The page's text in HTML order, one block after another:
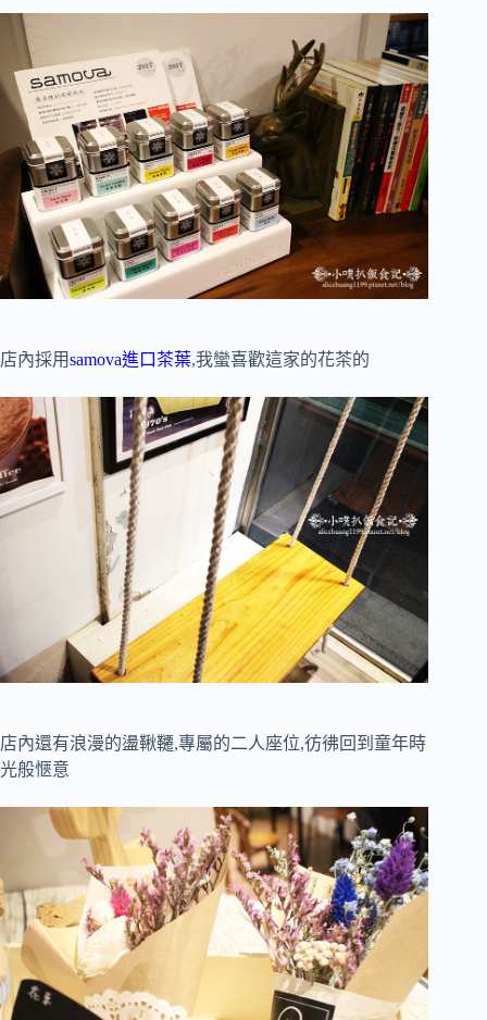
店內採用samova進口茶葉,我蠻喜歡這家的花茶的
店內還有浪漫的盪鞦韆,專屬的二人座位,彷彿回到童年時
光般愜意